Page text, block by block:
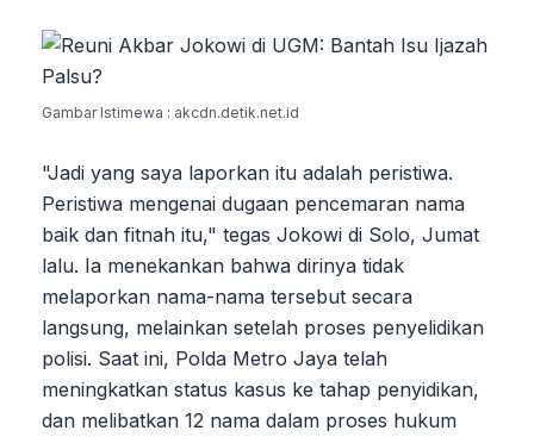
Gambar Istimewa : akcdn.detik.net.id
"Jadi yang saya laporkan itu adalah peristiwa.
Peristiwa mengenai dugaan pencemaran nama
baik dan fitnah itu," tegas Jokowi di Solo, Jumat
lalu. Ia menekankan bahwa dirinya tidak
melaporkan nama-nama tersebut secara
langsung, melainkan setelah proses penyelidikan
polisi. Saat ini, Polda Metro Jaya telah
meningkatkan status kasus ke tahap penyidikan,
dan melibatkan 12 nama dalam proses hukum